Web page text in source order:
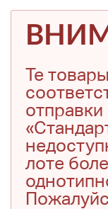
Те
лоте